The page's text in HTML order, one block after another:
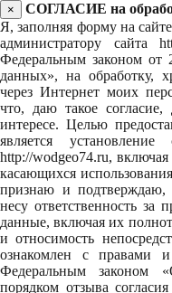
×
СОГЛАСИЕ на
Я, заполняя форму на
администратору сайта
Федеральным законом от
данных», на обработку,
через Интернет моих
что, даю такое
интересе. Целью
является
http://wodgeo74.ru,
касающихся
признаю и подтверждаю,
несу ответственность за
данные, включая их
и относимость
ознакомлен с правами
Федеральным законом
порядком отзыва